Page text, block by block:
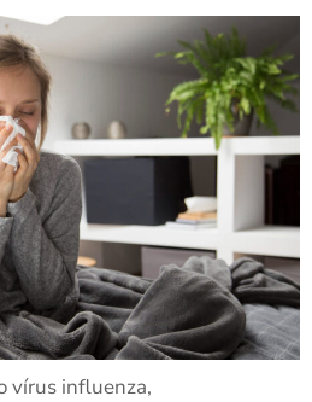
vírus influenza,